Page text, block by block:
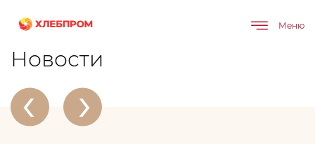
Меню
Главная О компании
Новости
‹ ›